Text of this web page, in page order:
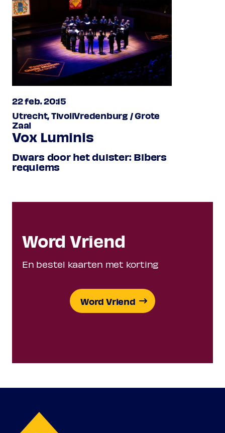
22 feb. 20:15
Utrecht, TivoliVredenburg / Grote
Zaal
Vox Luminis
Dwars door het duister: Bibers
requiems
Word Vriend
En bestel kaarten met korting
Word Vriend